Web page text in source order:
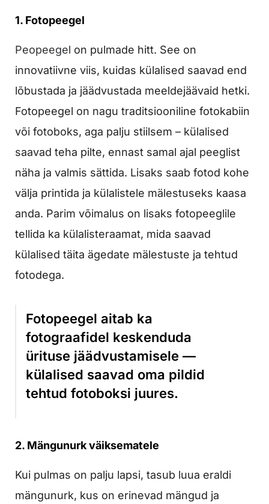
1. Fotopeegel
Peopeegel on pulmade hitt. See on
innovatiivne viis, kuidas külalised saavad end
lõbustada ja jäädvustada meeldejäävaid hetki.
Fotopeegel on nagu traditsiooniline fotokabiin
või fotoboks, aga palju stiilsem – külalised
saavad teha pilte, ennast samal ajal peeglist
näha ja valmis sättida. Lisaks saab fotod kohe
välja printida ja külalistele mälestuseks kaasa
anda. Parim võimalus on lisaks fotopeeglile
tellida ka külalisteraamat, mida saavad
külalised täita ägedate mälestuste ja tehtud
fotodega.
Fotopeegel aitab ka
fotograafidel keskenduda
ürituse jäädvustamisele —
külalised saavad oma pildid
tehtud fotoboksi juures.
2. Mängunurk väiksematele
Kui pulmas on palju lapsi, tasub luua eraldi
mängunurk, kus on erinevad mängud ja